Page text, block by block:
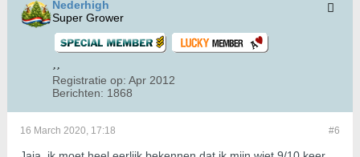
Nederhigh
Super Grower
Registratie op: Apr 2012
Berichten: 1868
#6
16 March 2020, 17:18